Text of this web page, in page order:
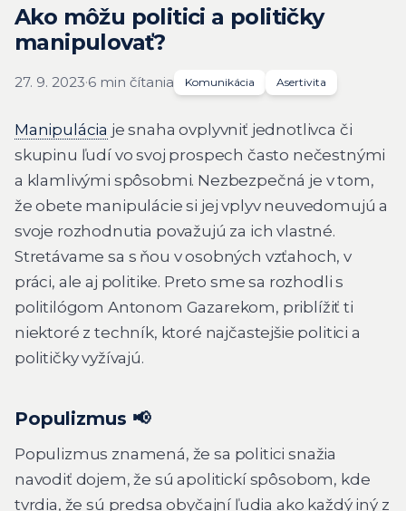
Ako môžu politici a političky
manipulovať?
27. 9. 2023·6 min čítania Komunikácia Asertivita
Manipulácia je snaha ovplyvniť jednotlivca či
skupinu ľudí vo svoj prospech často nečestnými
a klamlivými spôsobmi. Nezbezpečná je v tom,
že obete manipulácie si jej vplyv neuvedomujú a
svoje rozhodnutia považujú za ich vlastné.
Stretávame sa s ňou v osobných vzťahoch, v
práci, ale aj politike. Preto sme sa rozhodli s
politilógom Antonom Gazarekom, priblížiť ti
niektoré z techník, ktoré najčastejšie politici a
političky vyžívajú.
Populizmus 📢
Populizmus znamená, že sa politici snažia
navodiť dojem, že sú apolitickí spôsobom, kde
tvrdia, že sú predsaobyčajní ľudia ako každý iný z